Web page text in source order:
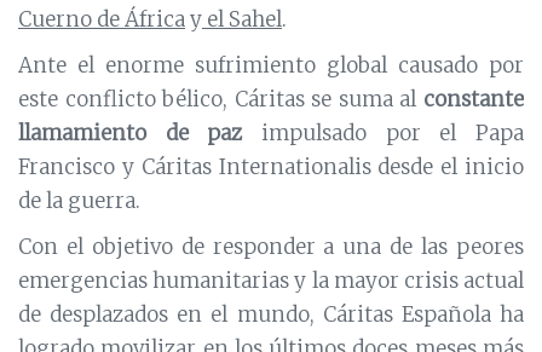
Cuerno de Áfricay el Sahel.
Ante el enorme sufrimiento global causado por
este conflicto bélico, Cáritas se suma al constante
llamamiento de pazimpulsado por el Papa
Francisco y Cáritas Internationalis desde el inicio
de la guerra.
Con el objetivo de responder a una de las peores
emergencias humanitarias y la mayor crisis actual
de desplazados en el mundo, Cáritas Española ha